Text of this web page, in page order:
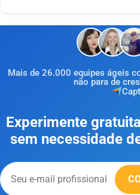
Mais de 26.000 equipes ágeis
não para de
Experimente
sem necessidade